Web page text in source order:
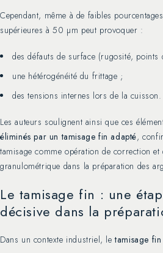
Cependant, même à de faibles
supérieures à 50 µm peut provoquer :
des défauts de surface (rugosité, points
une hétérogénéité du frittage ;
des tensions internes lors de la cuisson.
Les auteurs soulignent ainsi que ces
éliminés par un tamisage fin adapté,
tamisage comme opération de correction et
granulométrique dans la préparation des
Le tamisage fin : une
décisive dans la
Dans un contexte industriel, letamisage